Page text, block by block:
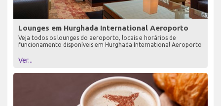
Lounges em Hurghada International Aeroporto
Veja todos os lounges do aeroporto, locais e horários de
funcionamento disponíveis em Hurghada International Aeroporto
Ver...